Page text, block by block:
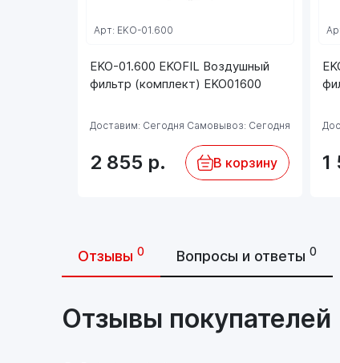
EKO-01.600 EKOFIL Воздушный
фильтр (комплект) EKO01600
Арт: EKO-01.600
Доставим: Сегодня Самовывоз: Сегодня
2 855 р. В корзину 1
Отзывы 0 Вопросы и ответы 0
Отзывы покупателей